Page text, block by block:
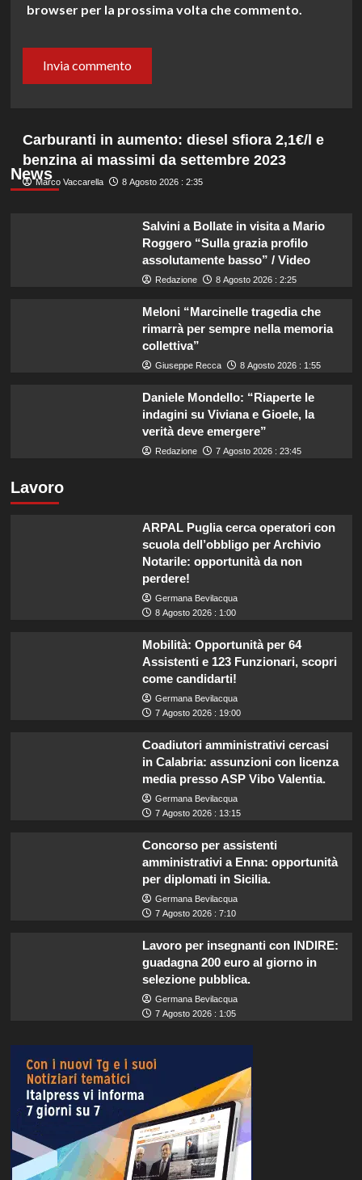
browser per la prossima volta che commento.
News
Carburanti in aumento: diesel sfiora 2,1€/l e
benzina ai massimi da settembre 2023
Marco Vaccarella 8 Agosto 2026 : 2:35
Salvini a Bollate in visita a Mario
Roggero “Sulla grazia profilo
assolutamente basso” / Video
Redazione 8 Agosto 2026 : 2:25
Meloni “Marcinelle tragedia che
rimarrà per sempre nella memoria
collettiva”
Giuseppe Recca 8 Agosto 2026 : 1:55
Daniele Mondello: “Riaperte le
indagini su Viviana e Gioele, la
verità deve emergere”
Redazione 7 Agosto 2026 : 23:45
Lavoro
ARPAL Puglia cerca operatori con
scuola dell’obbligo per Archivio
Notarile: opportunità da non
perdere!
Germana Bevilacqua
8 Agosto 2026 : 1:00
Mobilità: Opportunità per 64
Assistenti e 123 Funzionari, scopri
come candidarti!
Germana Bevilacqua
7 Agosto 2026 : 19:00
Coadiutori amministrativi cercasi
in Calabria: assunzioni con licenza
media presso ASP Vibo Valentia.
Germana Bevilacqua
7 Agosto 2026 : 13:15
Concorso per assistenti
amministrativi a Enna: opportunità
per diplomati in Sicilia.
Germana Bevilacqua
7 Agosto 2026 : 7:10
Lavoro per insegnanti con INDIRE:
guadagna 200 euro al giorno in
selezione pubblica.
Germana Bevilacqua
7 Agosto 2026 : 1:05